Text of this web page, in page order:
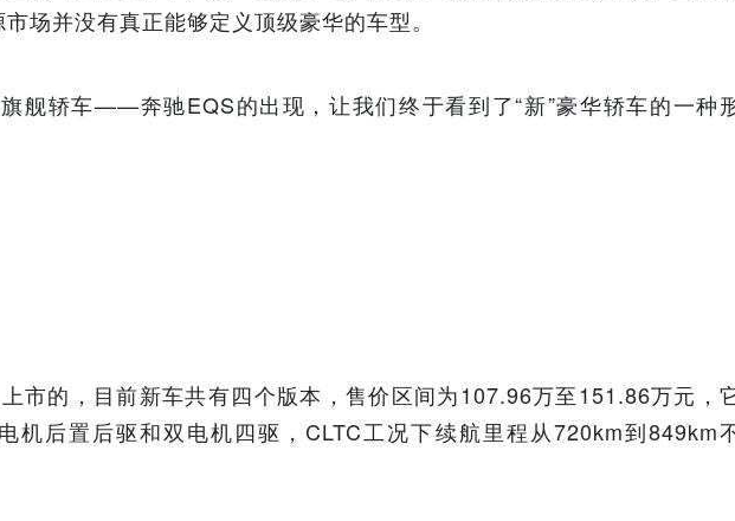
场并没有真正能够定义顶级豪华的车型。
舰轿车——奔驰EQS的出现，让我们终于看到了“新”豪华轿车的一种
市的，目前新车共有四个版本，售价区间为107.96万至151.86万元，
机后置后驱和双电机四驱，CLTC工况下续航里程从720km到849km